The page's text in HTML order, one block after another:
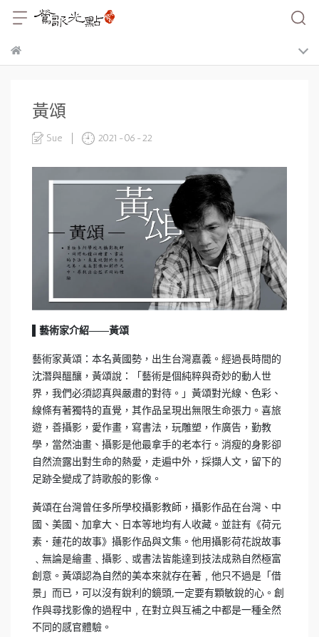
黃頌
Sue 2021-06-22
▌藝術家介紹——黃頌
藝術家黃頌：本名黃國勢，出生台灣嘉義。經過長時間的
沈潛與醞釀，黃頌說：「藝術是個純粹與奇妙的動人世
界，我們必須認真與嚴肅的對待。」黃頌對光線、色彩、
線條有著獨特的直覺，其作品呈現出無限生命張力。喜旅
遊，善攝影，愛作畫，寫書法，玩雕塑，作廣告，勤教
學，當然油畫、攝影是他最拿手的老本行。消瘦的身影卻
自然流露出對生命的熱愛，走遍中外，採擷人文，留下的
足跡全變成了詩歌般的影像。
黃頌在台灣曾任多所學校攝影教師，攝影作品在台灣、中
國、美國、加拿大、日本等地均有人收藏。並註有《荷元
素．蓮花的故事》攝影作品與文集。他用攝影荷花說故事
﹑無論是繪畫﹑攝影﹑或書法皆能達到技法成熟自然極富
創意。黃頌認為自然的美本來就存在著﹐他只不過是「借
景」而已，可以沒有銳利的鏡頭,一定要有顆敏銳的心。創
作與尋找影像的過程中﹐在對立與互補之中都是一種全然
不同的感官體驗。